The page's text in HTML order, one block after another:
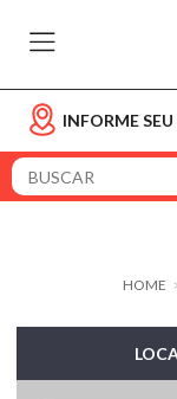
INFORME SEU
HOME